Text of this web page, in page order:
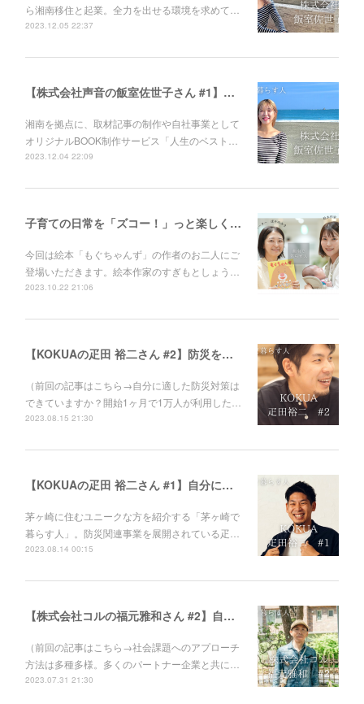
ら湘南移住と起業。全力を出せる環境を求めて…
2023.12.05 22:37
【株式会社声音の飯室佐世子さん #1】都心のフリーライターから湘南移住と起業。全力を出せる環境を求めてたどり着いた、ゆとりのある生き方とは？
湘南を拠点に、取材記事の制作や自社事業として
オリジナルBOOK制作サービス「人生のベスト…
2023.12.04 22:09
子育ての日常を「ズコー！」っと楽しくする絵本「もぐちゃんず」／絵本作家すぎもとしょうこ×イラストレーターほそのみき
今回は絵本「もぐちゃんず」の作者のお二人にご
登場いただきます。絵本作家のすぎもとしょう…
2023.10.22 21:06
【KOKUAの疋田 裕二さん #2】防災を「めんどくさいこと」から「価値のあること」へ。
（前回の記事はこちら→自分に適した防災対策は
できていますか？開始1ヶ月で1万人が利用した…
2023.08.15 21:30
【KOKUAの疋田 裕二さん #1】自分に適した防災対策はできていますか？開始1ヶ月で1万人が利用した防災サービス。
茅ヶ崎に住むユニークな方を紹介する「茅ヶ崎で
暮らす人」。防災関連事業を展開されている疋…
2023.08.14 00:15
【株式会社コルの福元雅和さん #2】自己満足で終わらせない。社会課題に取り組むときの心構えとは。
（前回の記事はこちら→社会課題へのアプローチ
方法は多種多様。多くのパートナー企業と共に…
2023.07.31 21:30